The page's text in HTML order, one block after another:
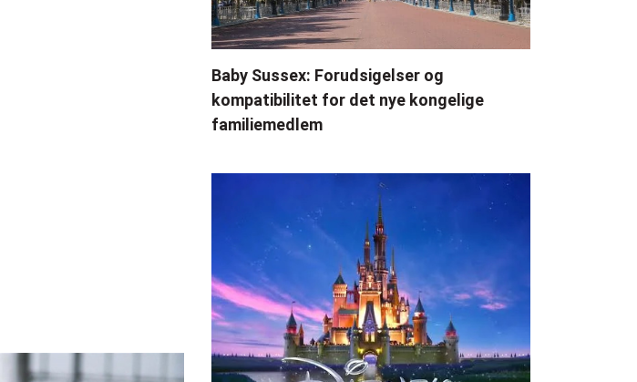
Baby Sussex: Forudsigelser og
kompatibilitet for det nye kongelige
familiemedlem